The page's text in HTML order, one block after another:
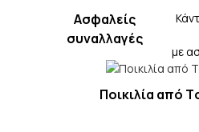
Ασφαλείς
συναλλαγές
με
Ποικιλία από